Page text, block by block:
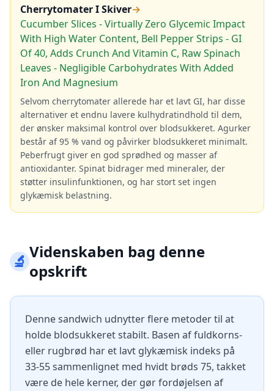
Cherrytomater I Skiver→
Cucumber Slices - Virtually Zero Glycemic Impact
With High Water Content, Bell Pepper Strips - GI
Of 40, Adds Crunch And Vitamin C, Raw Spinach
Leaves - Negligible Carbohydrates With Added
Iron And Magnesium
Selvom cherrytomater allerede har et lavt GI, har disse
alternativer et endnu lavere kulhydratindhold til dem,
der ønsker maksimal kontrol over blodsukkeret. Agurker
består af 95 % vand og påvirker blodsukkeret minimalt.
Peberfrugt giver en god sprødhed og masser af
antioxidanter. Spinat bidrager med mineraler, der
støtter insulinfunktionen, og har stort set ingen
glykæmisk belastning.
🔬Videnskaben bag denne
opskrift
Denne sandwich udnytter flere metoder til at
holde blodsukkeret stabilt. Basen af fuldkorns-
eller rugbrød har et lavt glykæmisk indeks på
33-55 sammenlignet med hvidt brøds 75, takket
være de hele kerner, der gør fordøjelsen af